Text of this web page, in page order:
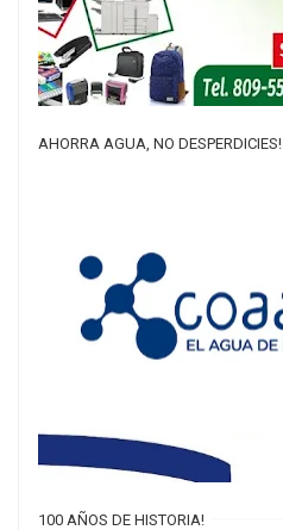
AHORRA AGUA, NO DESPERDICIES!
100 AÑOS DE HISTORIA!